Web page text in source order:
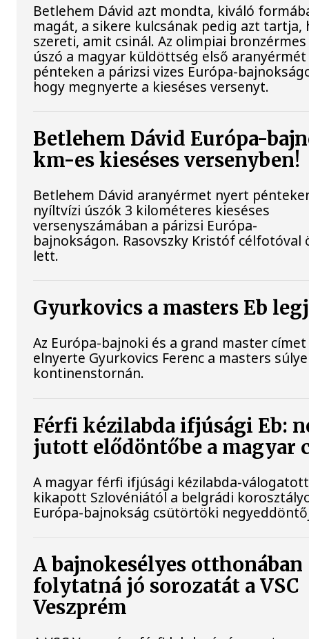
Betlehem Dávid azt mondta, kiváló
magát, a sikere kulcsának pedig azt tartja,
szereti, amit csinál. Az olimpiai
úszó a magyar küldöttség első
pénteken a párizsi vizes Európa-
hogy megnyerte a kieséses versenyt.
Betlehem Dávid Európa-
km-es kieséses versenyben!
Betlehem Dávid aranyérmet nyert
nyíltvízi úszók 3 kilométeres kieséses
versenyszámában a párizsi Európa-
bajnokságon. Rasovszky Kristóf célfotóval
lett.
Gyurkovics a masters Eb
Az Európa-bajnoki és a grand master
elnyerte Gyurkovics Ferenc a masters
kontinenstornán.
Férfi kézilabda ifjúsági Eb:
jutott elődöntőbe a magyar
A magyar férfi ifjúsági kézilabda-
kikapott Szlovéniától a belgrádi
Európa-bajnokság csütörtöki
A bajnokesélyes otthonában
folytatná jó sorozatát a VSC
Veszprém